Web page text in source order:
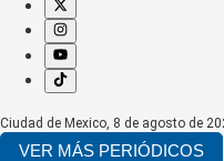
Ciudad de Mexico, 8 de agosto de
VER MÁS PERIÓDICOS